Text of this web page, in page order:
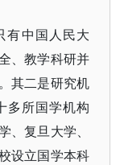
有中国人民大
、教学科研并
其二是研究机
多所国学机构
复旦大学、
设立国学本科